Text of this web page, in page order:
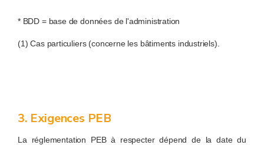
* BDD = base de données de l'administration
(1) Cas particuliers (concerne les bâtiments industriels).
3. Exigences PEB
La réglementation PEB à respecter dépend de la date du